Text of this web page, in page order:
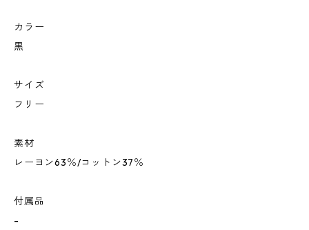
カラー
黒
サイズ
フリー
素材
レーヨン63％/コットン37％
付属品
-